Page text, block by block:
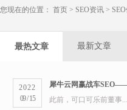
您现在的位置： 首页 > SEO资讯 >
最热文章 最新文章
2022
09/15
此前，可口可乐前董事...